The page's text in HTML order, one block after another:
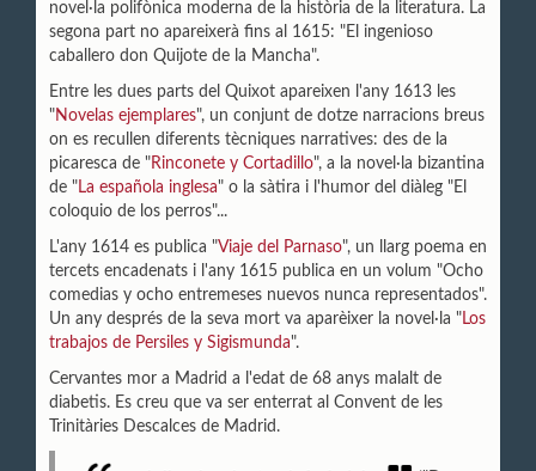
novel·la polifònica moderna de la història de la literatura. La
segona part no apareixerà fins al 1615: "El ingenioso
caballero don Quijote de la Mancha".
Entre les dues parts del Quixot apareixen l'any 1613 les
"Novelas ejemplares", un conjunt de dotze narracions breus
on es recullen diferents tècniques narratives: des de la
picaresca de "Rinconete y Cortadillo", a la novel·la bizantina
de "La española inglesa" o la sàtira i l'humor del diàleg "El
coloquio de los perros"...
L'any 1614 es publica "Viaje del Parnaso", un llarg poema en
tercets encadenats i l'any 1615 publica en un volum "Ocho
comedias y ocho entremeses nuevos nunca representados".
Un any després de la seva mort va aparèixer la novel·la "Los
trabajos de Persiles y Sigismunda".
Cervantes mor a Madrid a l'edat de 68 anys malalt de
diabetis. Es creu que va ser enterrat al Convent de les
Trinitàries Descalces de Madrid.